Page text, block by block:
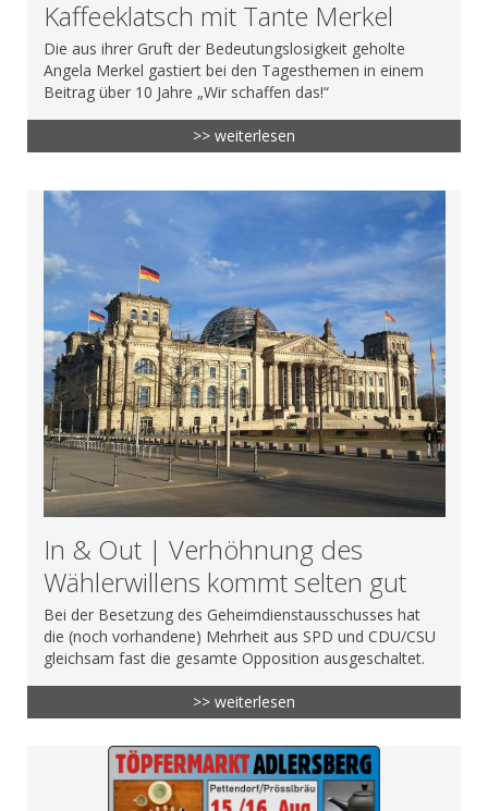
Kaffeeklatsch mit Tante Merkel
Die aus ihrer Gruft der Bedeutungslosigkeit geholte
Angela Merkel gastiert bei den Tagesthemen in einem
Beitrag über 10 Jahre „Wir schaffen das!“
>> weiterlesen
In & Out | Verhöhnung des
Wählerwillens kommt selten gut
Bei der Besetzung des Geheimdienstausschusses hat
die (noch vorhandene) Mehrheit aus SPD und CDU/CSU
gleichsam fast die gesamte Opposition ausgeschaltet.
>> weiterlesen